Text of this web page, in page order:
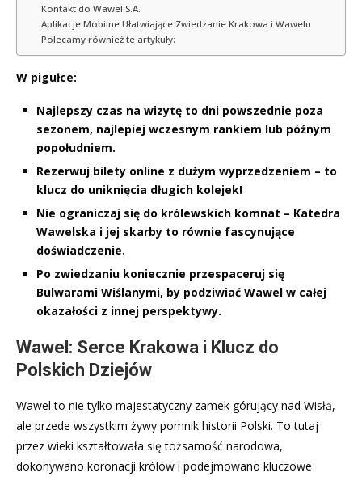
Kontakt do Wawel S.A.
Aplikacje Mobilne Ułatwiające Zwiedzanie Krakowa i Wawelu
Polecamy również te artykuły:
W pigułce:
Najlepszy czas na wizytę to dni powszednie poza
sezonem, najlepiej wczesnym rankiem lub późnym
popołudniem.
Rezerwuj bilety online z dużym wyprzedzeniem – to
klucz do uniknięcia długich kolejek!
Nie ograniczaj się do królewskich komnat – Katedra
Wawelska i jej skarby to równie fascynujące
doświadczenie.
Po zwiedzaniu koniecznie przespaceruj się
Bulwarami Wiślanymi, by podziwiać Wawel w całej
okazałości z innej perspektywy.
Wawel: Serce Krakowa i Klucz do
Polskich Dziejów
Wawel to nie tylko majestatyczny zamek górujący nad Wisłą,
ale przede wszystkim żywy pomnik historii Polski. To tutaj
przez wieki kształtowała się tożsamość narodowa,
dokonywano koronacji królów i podejmowano kluczowe